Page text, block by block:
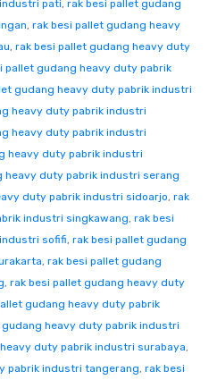
pati, rak besi pallet gudang
, rak besi pallet gudang heavy
, rak besi pallet gudang heavy duty
pallet gudang heavy duty pabrik
gudang heavy duty pabrik industri
heavy duty pabrik industri
heavy duty pabrik industri
heavy duty pabrik industri
heavy duty pabrik industri serang
duty pabrik industri sidoarjo, rak
industri singkawang, rak besi
sofifi, rak besi pallet gudang
, rak besi pallet gudang
, rak besi pallet gudang heavy duty
gudang heavy duty pabrik
heavy duty pabrik industri
duty pabrik industri surabaya,
pabrik industri tangerang, rak besi